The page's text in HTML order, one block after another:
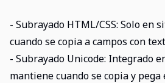
- Subrayado HTML/CSS: Solo en
cuando se copia a campos con
- Subrayado Unicode: Integrado
mantiene cuando se copia y